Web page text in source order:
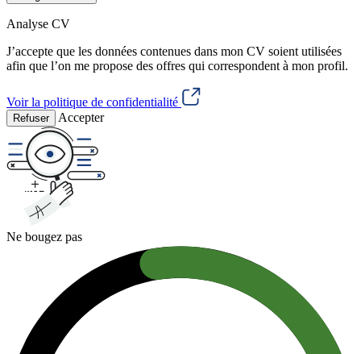
Analyse CV
J’accepte que les données contenues dans mon CV soient utilisées
afin que l’on me propose des offres qui correspondent à mon profil.
Voir la politique de confidentialité
Refuser Accepter
Ne bougez pas